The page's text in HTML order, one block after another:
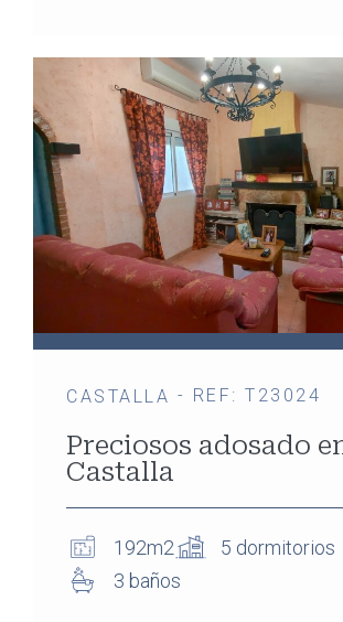
CASTALLA - REF: T23024
Preciosos adosado
Castalla
192m2
5 dormitorios
3 baños